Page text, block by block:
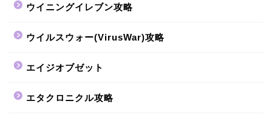
ウイニングイレブン攻略
ウイルスウォー(VirusWar)攻略
エイジオブゼット
エタクロニクル攻略